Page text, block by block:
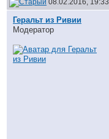
08.02.2016, 19:33
Геральт из Ривии
Модератор